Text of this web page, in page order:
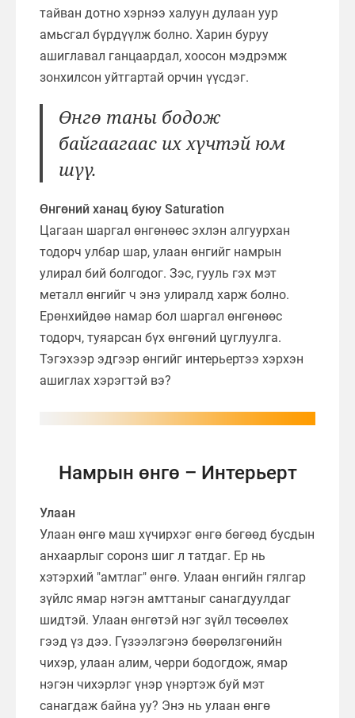
тайван дотно хэрнээ халуун дулаан уур
амьсгал бүрдүүлж болно. Харин буруу
ашиглавал ганцаардал, хоосон мэдрэмж
зонхилсон уйтгартай орчин үүсдэг.
Өнгө таны бодож
байгаагаас их хүчтэй юм
шүү.
Өнгөний ханац буюу Saturation
Цагаан шаргал өнгөнөөс эхлэн алгуурхан
тодорч улбар шар, улаан өнгийг намрын
улирал бий болгодог. Зэс, гууль гэх мэт
металл өнгийг ч энэ улиралд харж болно.
Ерөнхийдөө намар бол шаргал өнгөнөөс
тодорч, туяарсан бүх өнгөний цуглуулга.
Тэгэхээр эдгээр өнгийг интерьертээ хэрхэн
ашиглах хэрэгтэй вэ?
Намрын өнгө – Интерьерт
Улаан
Улаан өнгө маш хүчирхэг өнгө бөгөөд бусдын
анхаарлыг соронз шиг л татдаг. Ер нь
хэтэрхий "амтлаг" өнгө. Улаан өнгийн гялгар
зүйлс ямар нэгэн амттаныг санагдуулдаг
шидтэй. Улаан өнгөтэй нэг зүйл төсөөлөх
гээд үз дээ. Гүзээлзгэнэ бөөрөлзгөнийн
чихэр, улаан алим, черри бодогдож, ямар
нэгэн чихэрлэг үнэр үнэртэж буй мэт
санагдаж байна уу? Энэ нь улаан өнгө